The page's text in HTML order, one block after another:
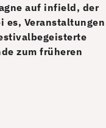
auf infield, der
es, Veranstaltungen
zum früheren